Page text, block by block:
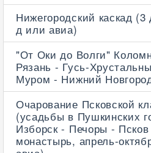
Нижегородский каскад
д или авиа)
"От Оки до Волги"
Рязань - Гусь-
Муром - Нижний
Очарование Псковской
(усадьбы в Пушкинских
Изборск - Печоры - Псков
монастырь, апрель-